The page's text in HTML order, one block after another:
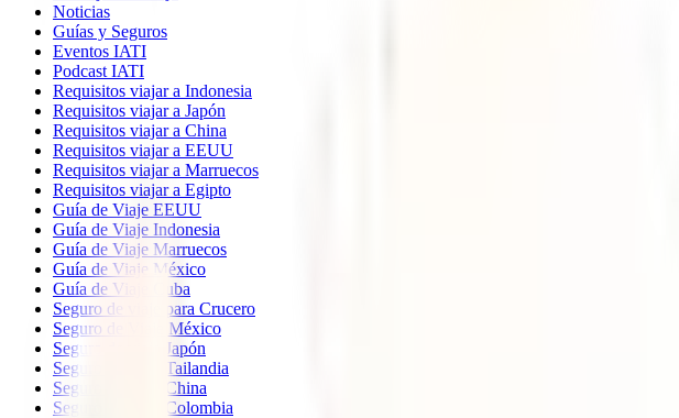
Noticias
Guías y Seguros
Eventos IATI
Podcast IATI
Requisitos viajar a Indonesia
Requisitos viajar a Japón
Requisitos viajar a China
Requisitos viajar a EEUU
Requisitos viajar a Marruecos
Requisitos viajar a Egipto
Guía de Viaje EEUU
Guía de Viaje Indonesia
Guía de Viaje Marruecos
Guía de Viaje México
Guía de Viaje Cuba
Seguro de viaje para Crucero
Seguro de Viaje México
Seguro de viaje Japón
Seguro de viaje Tailandia
Seguro de viaje China
Seguro de viaje Colombia